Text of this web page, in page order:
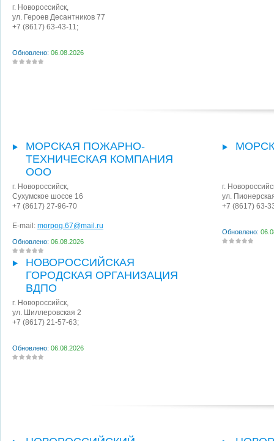
г. Новороссийск,
ул. Героев Десантников 77
+7 (8617) 63-43-11;
Обновлено: 06.08.2026
МОРСКАЯ ПОЖАРНО-
ТЕХНИЧЕСКАЯ КОМПАНИЯ
ООО
г. Новороссийск,
Сухумское шоссе 16
+7 (8617) 27-96-70
E-mail: morpog.67@mail.ru
Обновлено: 06.08.2026
г.
ул.
+7 (8617) 63-
Обновлено:
НОВОРОССИЙСКАЯ
ГОРОДСКАЯ ОРГАНИЗАЦИЯ
ВДПО
г. Новороссийск,
ул. Шиллеровская 2
+7 (8617) 21-57-63;
Обновлено: 06.08.2026